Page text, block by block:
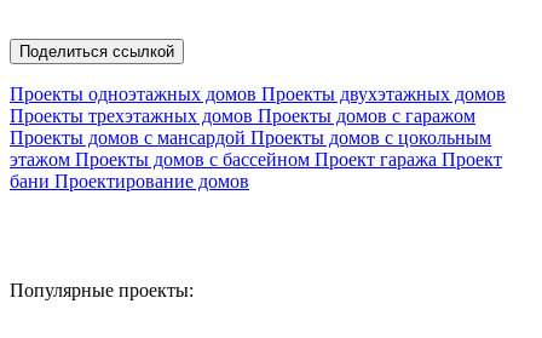
Поделиться ссылкой
Проекты одноэтажных домов Проекты двухэтажных домов
Проекты трехэтажных домов Проекты домов с гаражом
Проекты домов с мансардой Проекты домов с цокольным
этажом Проекты домов с бассейном Проект гаража Проект
бани Проектирование домов
Популярные проекты: